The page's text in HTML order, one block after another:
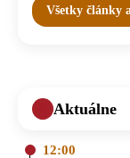
Všetky články
Aktuálne
12:00